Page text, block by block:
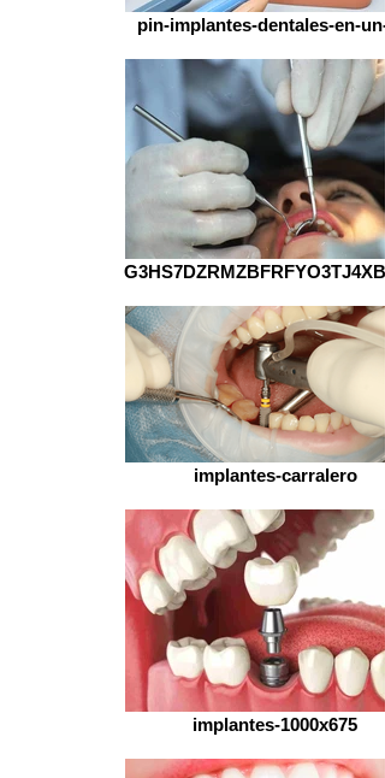
pin-implantes-dentales-en-un-
implantes-carralero
implantes-1000x675